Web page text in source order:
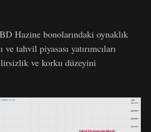
Hazine bonolarındaki oynaklık
tahvil piyasası yatırımcıları
ve korku düzeyini